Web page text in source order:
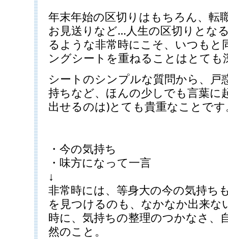
年末年始の区切りはもちろん、転
お見送りなど…人生の区切りとな
るような非常時にこそ、いつも
ングシートを重ねることはとて
シートのシンプルな質問から、戸
持ちなど、ほんの少しでも言葉に
出せるのは)とても貴重なことです
・今の気持ち
・味方になって一言
↓
非常時には、等身大の今の気持ち
を見つけるのも、なかなか出来な
時に、気持ちの整理のつかなさ、
然のこと。